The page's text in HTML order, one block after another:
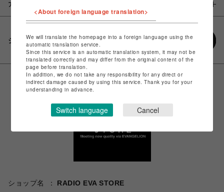
アイテム説明 / 素材
シェアする
ショップ名
RADIO EVA STORE
<About foreign language translation>
We will translate the homepage into a foreign language using the
automatic translation service.
Since this service is an automatic translation system, it may not be
translated correctly and may differ from the original content of the
page before translation.
In addition, we do not take any responsibility for any direct or
indirect damage caused by using this service. Thank you for your
understanding in advance.
Switch language Cancel